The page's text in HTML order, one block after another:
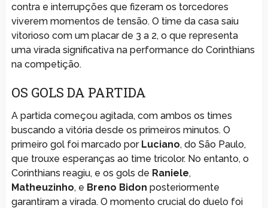
contra e interrupções que fizeram os torcedores
viverem momentos de tensão. O time da casa saiu
vitorioso com um placar de 3 a 2, o que representa
uma virada significativa na performance do Corinthians
na competição.
OS GOLS DA PARTIDA
A partida começou agitada, com ambos os times
buscando a vitória desde os primeiros minutos. O
primeiro gol foi marcado por Luciano, do São Paulo,
que trouxe esperanças ao time tricolor. No entanto, o
Corinthians reagiu, e os gols de Raniele,
Matheuzinho, e Breno Bidon posteriormente
garantiram a virada. O momento crucial do duelo foi